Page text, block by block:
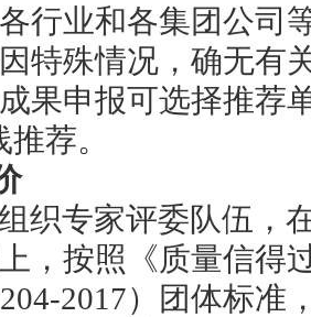
行业和各集团公司
特殊情况，确无有
果申报可选择推荐
荐。
织专家评委队伍，
，按照《质量信得
2017）团体标